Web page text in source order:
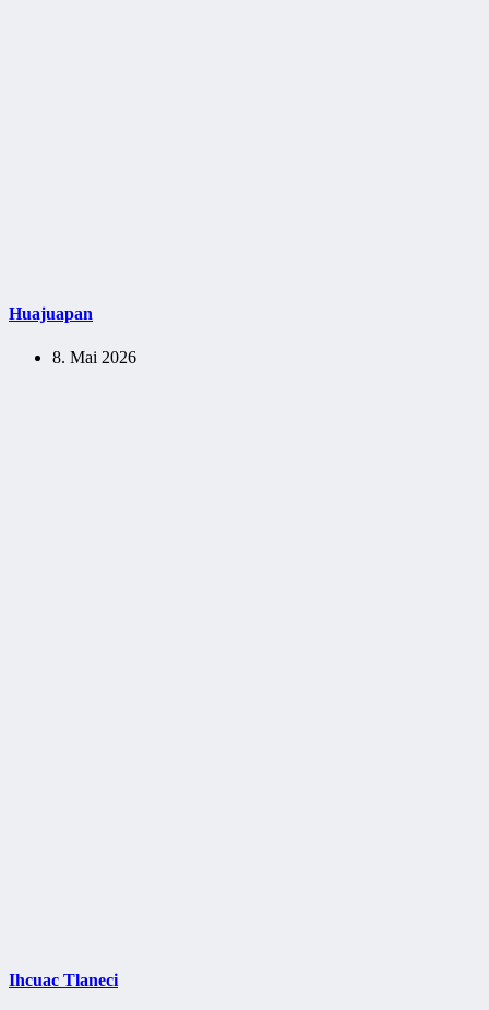
Huajuapan
8. Mai 2026
Ihcuac Tlaneci